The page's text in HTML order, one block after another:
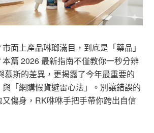
面上產品琳瑯滿目，到底是「藥品」
篇 2026 最新指南不僅教你一秒分辨
慕斯的差異，更揭露了今年最重要的
與「網購假貨避雷心法」。別讓錯誤的
傷身，RK咻咻手把手帶你跨出自信